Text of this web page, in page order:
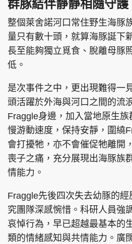
群豚結伴靜靜相隨守護
整個萊舍諾河口常住野生海豚
量只有數十頭，就算海豚誕下
長至能夠獨立覓食、脫離母豚
低。
是次事件之中，更出現難得一
頭活躍於外海與河口之間的流
Fraggle身邊，加入當地原生
慢游動速度，保持安靜，圍繞
會打擾牠，亦不會催促牠離開
喪子之痛，充分展現出海豚族
情能力。
Fraggle先後四次失去幼豚的
究團隊深感惋惜。科研人員強
哀悼行為，早已超越最基本的
類的情緒感知與共情能力。廣